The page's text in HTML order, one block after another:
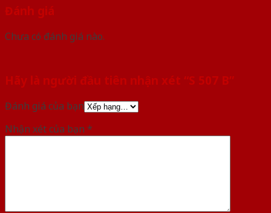
Đánh giá
Chưa có đánh giá nào.
Hãy là người đầu tiên nhận xét “S 507 B”
Đánh giá của bạn
Nhận xét của bạn *